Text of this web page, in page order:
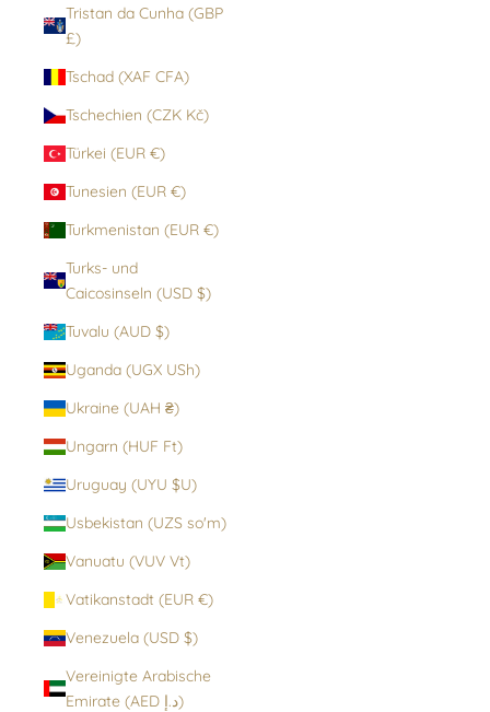
Tristan da Cunha (GBP
£)
Tschad (XAF CFA)
Tschechien (CZK Kč)
Türkei (EUR €)
Tunesien (EUR €)
Turkmenistan (EUR €)
Turks- und
Caicosinseln (USD $)
Tuvalu (AUD $)
Uganda (UGX USh)
Ukraine (UAH ₴)
Ungarn (HUF Ft)
Uruguay (UYU $U)
Usbekistan (UZS so'm)
Vanuatu (VUV Vt)
Vatikanstadt (EUR €)
Venezuela (USD $)
Vereinigte Arabische
Emirate (AED د.إ)